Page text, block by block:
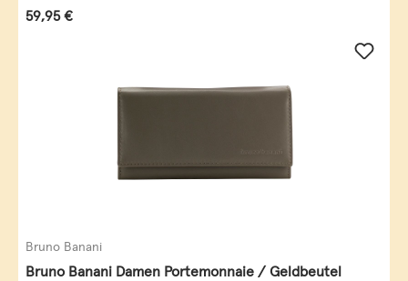
Regulärer Preis:
59,95 €
Bruno Banani
Bruno Banani Damen Portemonnaie / Geldbeutel